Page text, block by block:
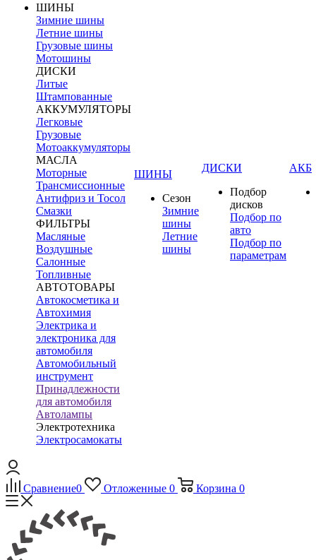
ШИНЫ
Зимние шины
Летние шины
Грузовые шины
Мотошины
ДИСКИ
Литые
Штампованные
АККУМУЛЯТОРЫ
Легковые
Грузовые
Мотоаккумуляторы
МАСЛА
Моторные
Трансмиссионные
Антифриз и Тосол
Смазки
ФИЛЬТРЫ
Масляные
Воздушные
Салонные
Топливные
АВТОТОВАРЫ
Автокосметика и
Автохимия
Электрика и
электроника для
автомобиля
Автомобильный
инструмент
Принадлежности
для автомобиля
Автолампы
Электротехника
Электросамокаты
ШИНЫ
Сезон
Зимние
шины
Летние
шины
ДИСКИ
Подбор
дисков
Подбор по
авто
Подбор по
параметрам
АКБ
Сравнение0 Отложенные 0 Корзина 0